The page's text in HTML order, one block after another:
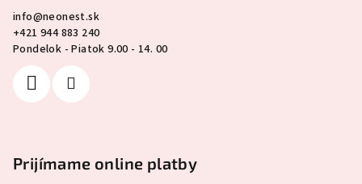
info@neonest.sk
+421 944 883 240
Pondelok - Piatok 9.00 - 14. 00
Prijímame online platby